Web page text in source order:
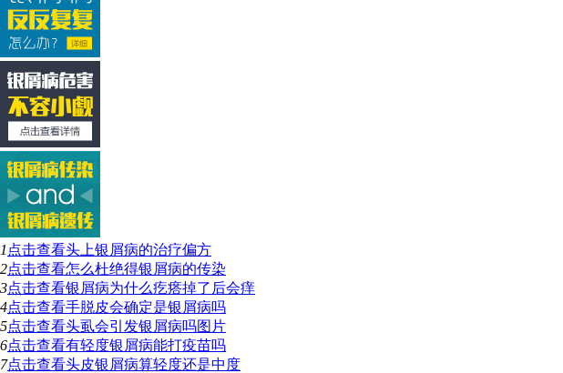
1 点击查看头上银屑病的治疗偏方
2点击查看怎么杜绝得银屑病的传染
3点击查看银屑病为什么疙瘩掉了后会痒
4点击查看手脱皮会确定是银屑病吗
5点击查看头虱会引发银屑病吗图片
6点击查看有轻度银屑病能打疫苗吗
7点击查看头皮银屑病算轻度还是中度